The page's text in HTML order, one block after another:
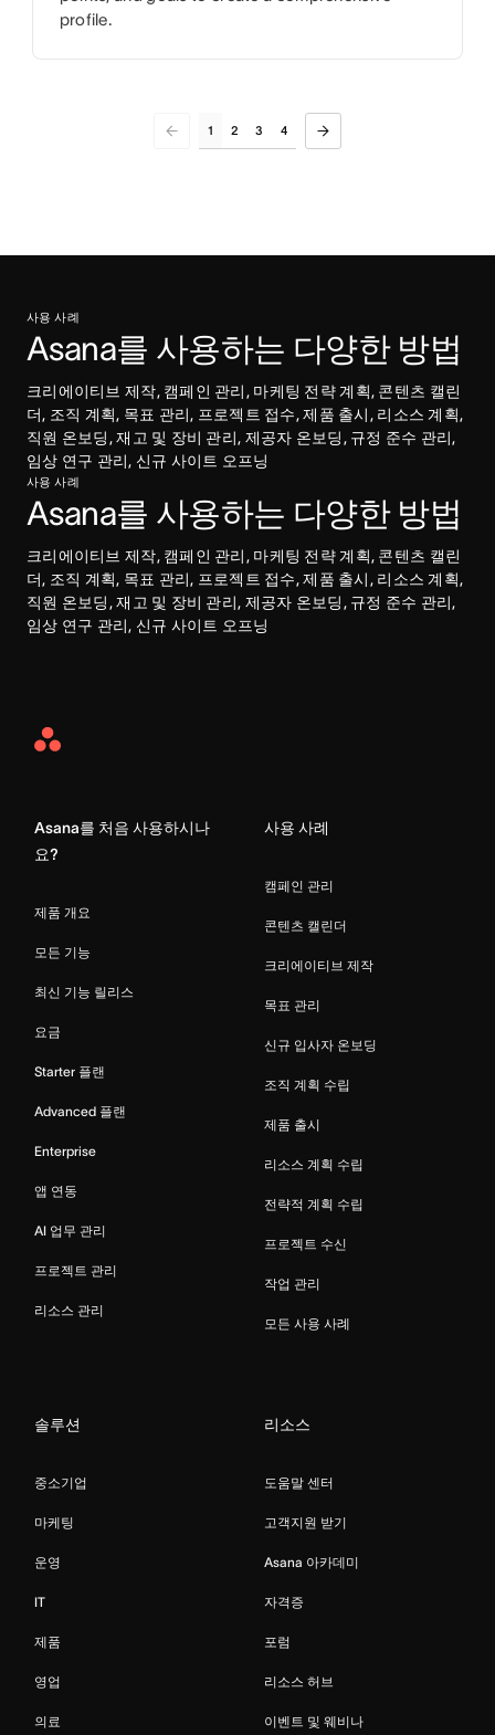
profile.
1 2 3 4
사용 사례
Asana를 사용하는 다양한 방법
크리에이티브 제작, 캠페인 관리, 마케팅 전략 계획, 콘텐츠 캘린
더, 조직 계획, 목표 관리, 프로젝트 접수, 제품 출시, 리소스 계획,
직원 온보딩, 재고 및 장비 관리, 제공자 온보딩, 규정 준수 관리,
임상 연구 관리, 신규 사이트 오프닝
사용 사례
Asana를 사용하는 다양한 방법
크리에이티브 제작, 캠페인 관리, 마케팅 전략 계획, 콘텐츠 캘린
더, 조직 계획, 목표 관리, 프로젝트 접수, 제품 출시, 리소스 계획,
직원 온보딩, 재고 및 장비 관리, 제공자 온보딩, 규정 준수 관리,
임상 연구 관리, 신규 사이트 오프닝
Asana
Asana를 처음 사용하시나
요?
제품 개요
모든 기능
최신 기능 릴리스
요금
Starter 플랜
Advanced 플랜
Enterprise
앱 연동
AI 업무 관리
프로젝트 관리
리소스 관리
사용 사례
캠페인 관리
콘텐츠 캘린더
크리에이티브 제작
목표 관리
신규 입사자 온보딩
조직 계획 수립
제품 출시
리소스 계획 수립
전략적 계획 수립
프로젝트 수신
작업 관리
모든 사용 사례
솔루션
중소기업
마케팅
운영
IT
제품
영업
의료
리소스
도움말 센터
고객지원 받기
Asana 아카데미
자격증
포럼
리소스 허브
이벤트 및 웨비나